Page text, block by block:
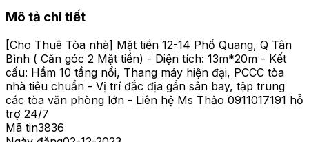
Mô tả chi tiết
[Cho Thuê Tòa nhà] Mặt tiền 12-14 Phổ Quang, Q Tân
Bình ( Căn góc 2 Mặt tiền) - Diện tích: 13m*20m - Kết
cấu: Hầm 10 tầng nổi, Thang máy hiện đại, PCCC tòa
nhà tiêu chuẩn - Vị trí đắc địa gần sân bay, tập trung
các tòa văn phòng lớn - Liên hệ Ms Thảo 0911017191 hỗ
trợ 24/7
Mã tin3836